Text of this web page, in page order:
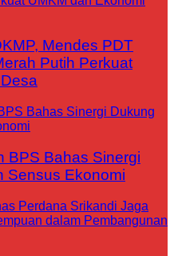
Mendes PDT
Putih Perkuat
BPS Bahas Sinergi
Sensus Ekonomi